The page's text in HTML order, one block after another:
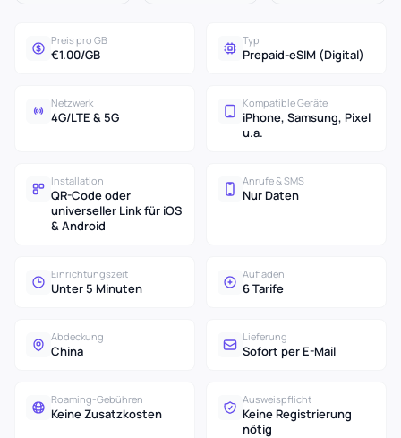
Preis pro GB
€1.00/GB
Typ
Prepaid-eSIM (Digital)
Netzwerk
4G/LTE & 5G
Kompatible Geräte
iPhone, Samsung, Pixel
u.a.
Installation
QR-Code oder
universeller Link für iOS
& Android
Anrufe & SMS
Nur Daten
Einrichtungszeit
Unter 5 Minuten
Aufladen
6 Tarife
Abdeckung
China
Lieferung
Sofort per E-Mail
Roaming-Gebühren
Keine Zusatzkosten
Ausweispflicht
Keine Registrierung
nötig